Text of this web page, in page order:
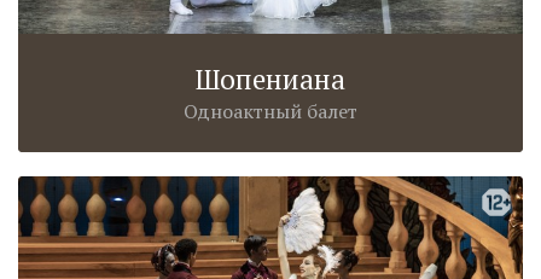
Шопениана
Одноактный балет